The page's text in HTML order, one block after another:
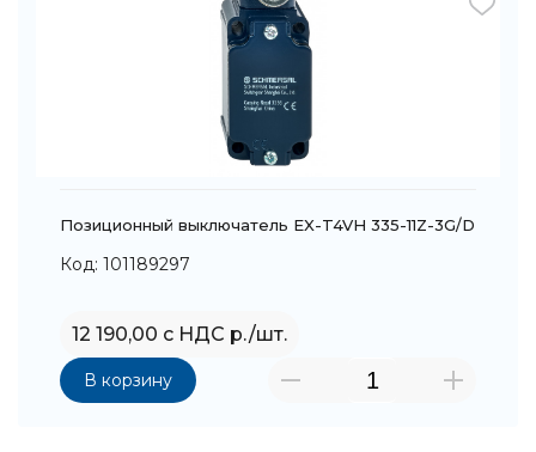
Позиционный выключатель EX-T4VH 335-11Z-3G/D
Код: 101189297
12 190,00 с НДС р./шт.
В корзину